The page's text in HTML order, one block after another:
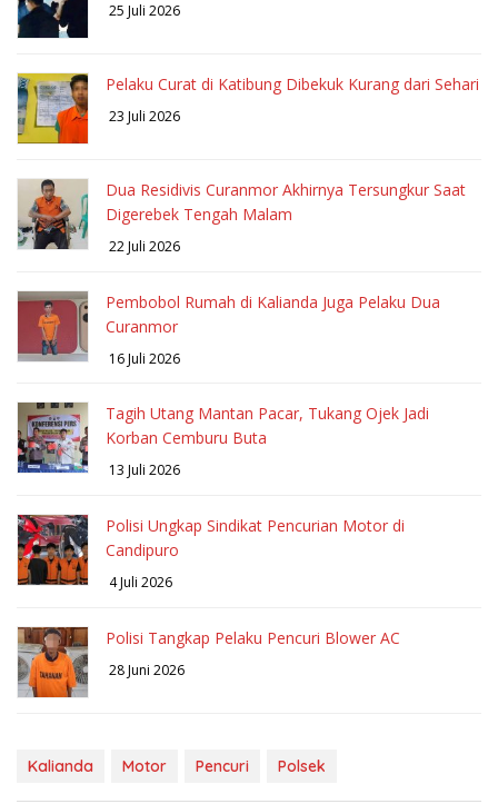
25 Juli 2026
Pelaku Curat di Katibung Dibekuk Kurang dari Sehari
23 Juli 2026
Dua Residivis Curanmor Akhirnya Tersungkur Saat
Digerebek Tengah Malam
22 Juli 2026
Pembobol Rumah di Kalianda Juga Pelaku Dua
Curanmor
16 Juli 2026
Tagih Utang Mantan Pacar, Tukang Ojek Jadi
Korban Cemburu Buta
13 Juli 2026
Polisi Ungkap Sindikat Pencurian Motor di
Candipuro
4 Juli 2026
Polisi Tangkap Pelaku Pencuri Blower AC
28 Juni 2026
Kalianda Motor Pencuri Polsek